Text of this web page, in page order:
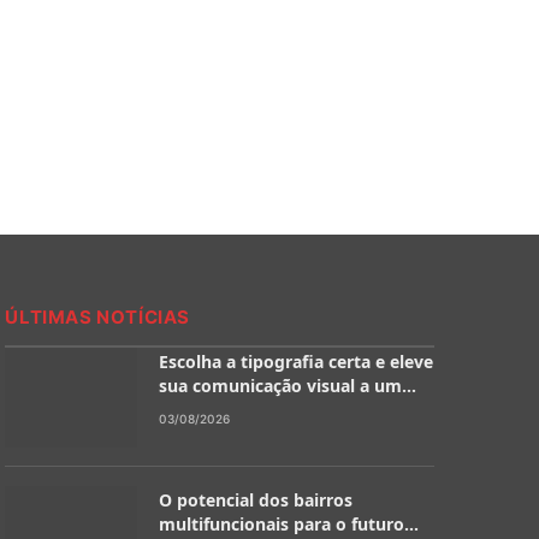
ÚLTIMAS NOTÍCIAS
Escolha a tipografia certa e eleve
sua comunicação visual a um
novo patamar
03/08/2026
O potencial dos bairros
multifuncionais para o futuro